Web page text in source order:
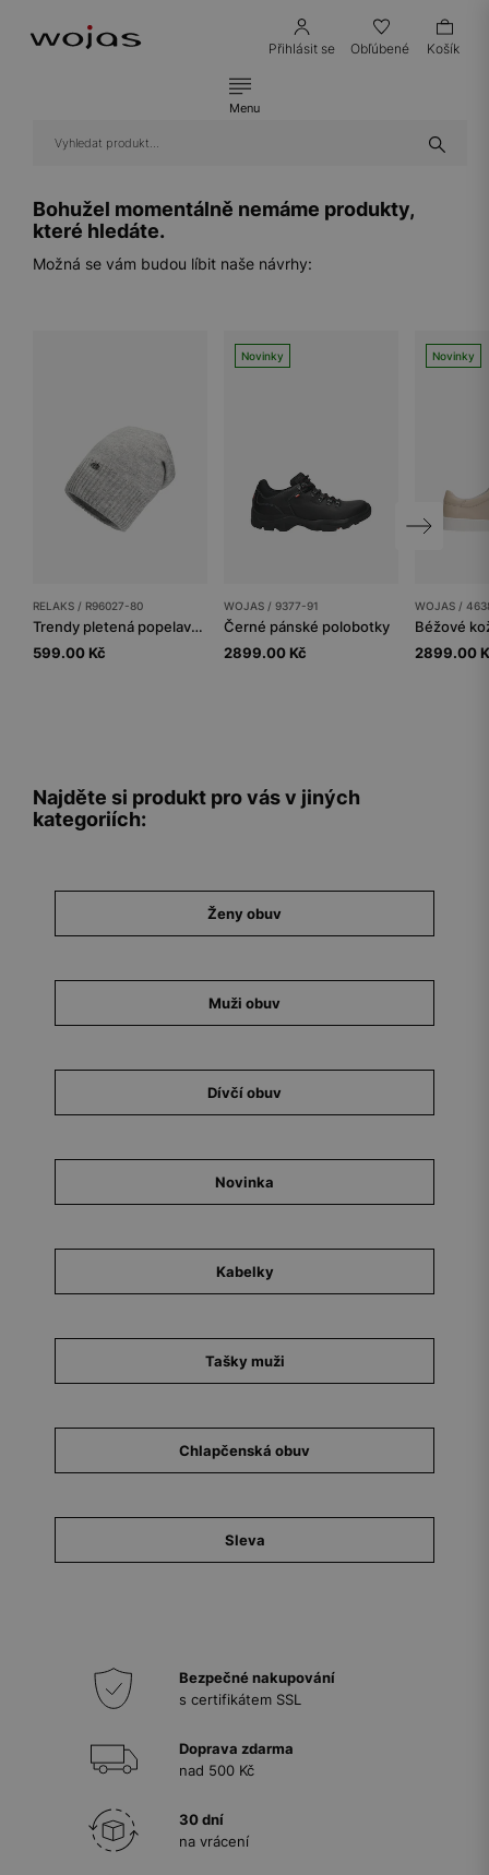
Přihlásit se Obľúbené Košík
Menu
Bohužel momentálně nemáme produkty,
které hledáte.
Možná se vám budou líbit naše návrhy:
RELAKS / R96027-80
Trendy pletená popelavá zimní dámská čepice RELAKS
599.00 Kč
Novinky
WOJAS / 9377-91
Černé pánské polobotky
2899.00 Kč
Novinky
WOJAS /
2899.00
Najděte si produkt pro vás v jiných
kategoriích:
Ženy obuv
Muži obuv
Dívčí obuv
Novinka
Kabelky
Tašky muži
Chlapčenská obuv
Sleva
Bezpečné nakupování
s certifikátem SSL
Doprava zdarma
nad 500 Kč
30 dní
na vrácení